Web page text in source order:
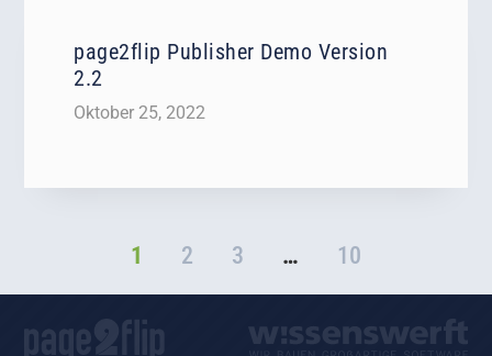
page2flip Publisher Demo Version
2.2
Oktober 25, 2022
1 2 3 … 10